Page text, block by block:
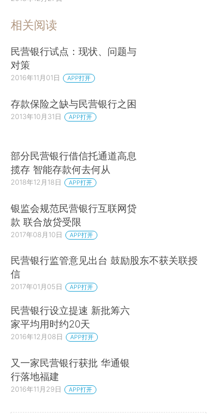
相关阅读
民营银行试点：现状、问题与
对策
2016年11月01日 APP打开
存款保险之缺与民营银行之困
2013年10月31日 APP打开
部分民营银行借信托通道高息
揽存 智能存款何去何从
2018年12月18日 APP打开
银监会规范民营银行互联网贷
款 联合放贷受限
2017年08月10日 APP打开
民营银行监管意见出台 鼓励股东不获关联授
信
2017年01月05日 APP打开
民营银行设立提速 新批筹六
家平均用时约20天
2016年12月08日 APP打开
又一家民营银行获批 华通银
行落地福建
2016年11月29日 APP打开